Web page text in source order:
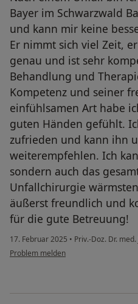
Bayer im Schwarzwald
und kann mir keine
Er nimmt sich viel Zeit,
genau und ist sehr
Behandlung und
Kompetenz und seiner
einfühlsamen Art habe
guten Händen gefühlt.
zufrieden und kann ihn
weiterempfehlen. Ich
sondern auch das
Unfallchirurgie
äußerst freundlich und
für die gute Betreuung!
17. Februar 2025 • Priv.-Doz. Dr.
Problem melden